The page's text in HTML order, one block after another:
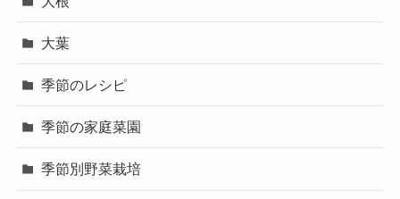
大葉
季節のレシピ
季節の家庭菜園
季節別野菜栽培